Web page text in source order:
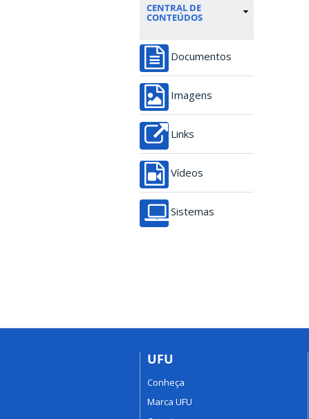
CENTRAL DE
CONTEÚDOS
Documentos
Imagens
Links
Vídeos
Sistemas
UFU
Conheça
Marca UFU